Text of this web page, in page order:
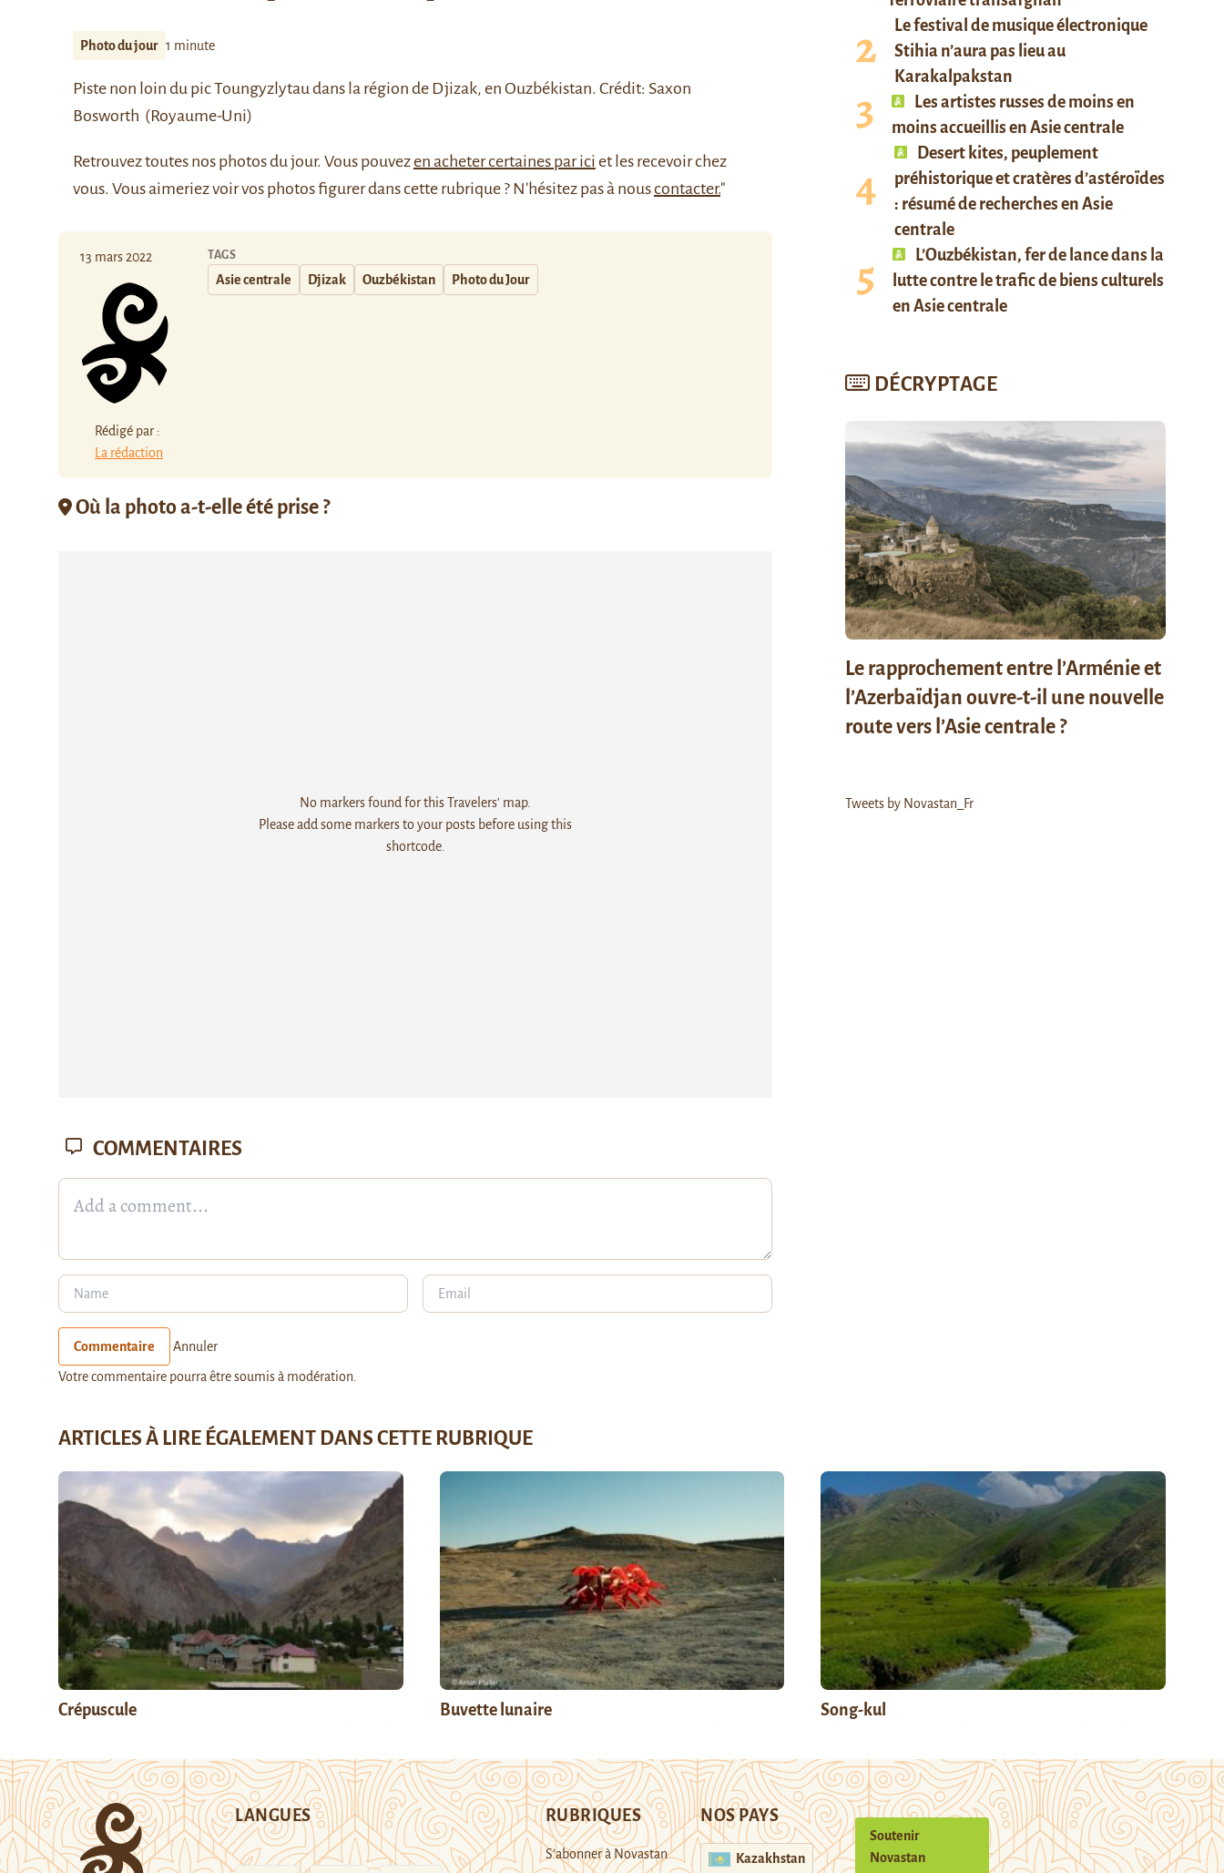
Photo du jour 1 minute
Piste non loin du picToungyzlytaudans la région de Djizak, en Ouzbékistan. Crédit: Saxon
Bosworth (Royaume-Uni)
Retrouveztoutes nos photos du jour. Vous pouvezen acheter certaines par ici et les recevoir chez
vous. Vous aimeriez voir vos photos figurer dans cette rubrique ? N'hésitez pas à nouscontacter."
13 mars 2022
Rédigé par :
La rédaction
TAGS
Asie centrale Djizak Ouzbékistan Photo du Jour
Où la photo a-t-elle été prise ?
No markers found for this Travelers' map.
Please add some markers to your posts before using this
shortcode.
Le festival de musique électronique
Stihia n’aura pas lieu au
Karakalpakstan
Les artistes russes de moins en
moins accueillis en Asie centrale
Desert kites, peuplement
préhistorique et cratères d’astéroïdes
: résumé de recherches en Asie
centrale
L’Ouzbékistan, fer de lance dans la
lutte contre le trafic de biens culturels
en Asie centrale
DÉCRYPTAGE
Le rapprochement entre l’Arménie et
l’Azerbaïdjan ouvre-t-il une nouvelle
route vers l’Asie centrale ?
Tweets by Novastan_Fr
COMMENTAIRES
Commentaire Annuler
Votre commentaire pourra être soumis à modération.
ARTICLES À LIRE ÉGALEMENT DANS CETTE RUBRIQUE
Crépuscule Buvette lunaire Song-kul
LANGUES RUBRIQUES
S’abonner à Novastan
NOS PAYS
Kazakhstan
Soutenir
Novastan